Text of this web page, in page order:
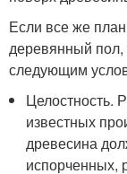
Если все же
деревянный пол,
следующим
Целостность.
известных
древесина
испорченных,